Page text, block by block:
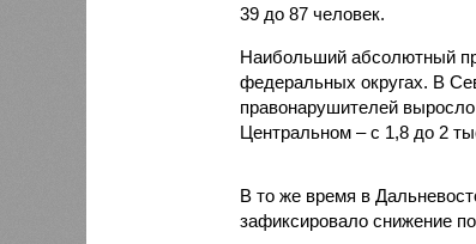
39 до 87 человек.
Наибольший абсолютный
федеральных округах. В
правонарушителей
Центральном – с 1,8 до 2
В то же время в
зафиксировало снижение